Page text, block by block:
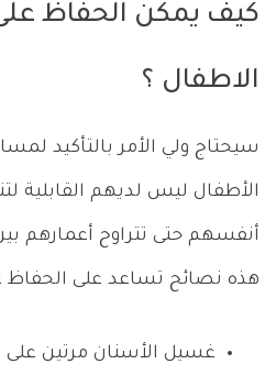
كيف يمكن الحفاظ
الاطفال ؟
سيحتاج ولي الأمر بالتأكيد
الأطفال ليس لديهم القابلية
أنفسهم حتى تتراوح أعمارهم
هذه نصائح تساعد على
غسيل الأسنان مرتين على